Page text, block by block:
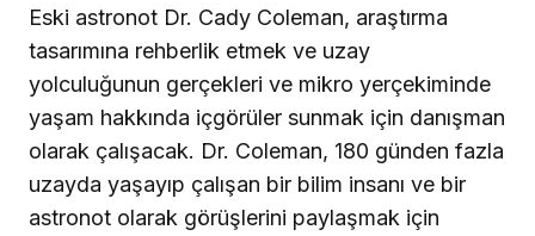
Eski astronot Dr. Cady Coleman, araştırma
tasarımına rehberlik etmek ve uzay
yolculuğunun gerçekleri ve mikro yerçekiminde
yaşam hakkında içgörüler sunmak için danışman
olarak çalışacak. Dr. Coleman, 180 günden fazla
uzayda yaşayıp çalışan bir bilim insanı ve bir
astronot olarak görüşlerini paylaşmak için